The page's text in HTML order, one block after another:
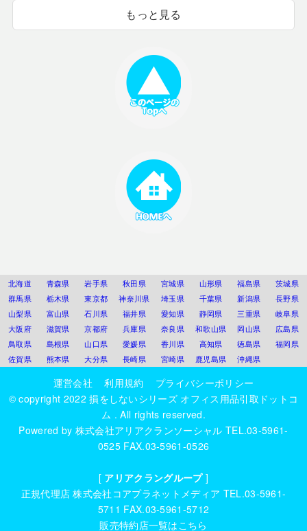
もっと見る
北海道 青森県 岩手県 秋田県 宮城県 山形県 福島県
茨城県
群馬県
栃木県 東京都 神奈川県 埼玉県 千葉県 新潟県
長野県
山梨県
富山県 石川県 福井県 愛知県 静岡県 三重県
岐阜県
大阪府
滋賀県 京都府 兵庫県 奈良県 和歌山県 岡山県
広島県
鳥取県
島根県 山口県 愛媛県 香川県 高知県 徳島県
福岡県
佐賀県
熊本県 大分県 長崎県 宮崎県 鹿児島県 沖縄県
運営会社 利用規約
プライバシーポリシー
© copyright 2022損をしないシリーズ オフィス用品引取ドットコ
ム . All rights reserved.
Powered by 株式会社アリアクランソーシャル TEL.03-5961-
0525 FAX.03-5961-0526
[ アリアクラングループ]
正規代理店株式会社コアプラネットメディア TEL.03-5961-
5711 FAX.03-5961-5712
販売特約店一覧はこちら